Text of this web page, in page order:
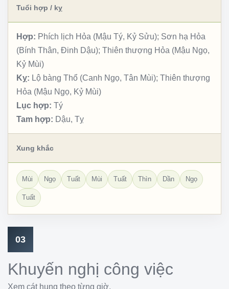
Tuổi hợp / kỵ
Hợp: Phích lịch Hỏa (Mậu Tý, Kỷ Sửu); Sơn hạ Hỏa
(Bính Thân, Đinh Dậu); Thiên thượng Hỏa (Mậu Ngọ,
Kỷ Mùi)
Kỵ: Lộ bàng Thổ (Canh Ngọ, Tân Mùi); Thiên thượng
Hỏa (Mậu Ngọ, Kỷ Mùi)
Lục hợp: Tý
Tam hợp: Dậu, Tỵ
Xung khắc
Mùi Ngọ Tuất Mùi Tuất Thìn Dần Ngọ
Tuất
03
Khuyến nghị công việc
Xem cát hung theo từng giờ.